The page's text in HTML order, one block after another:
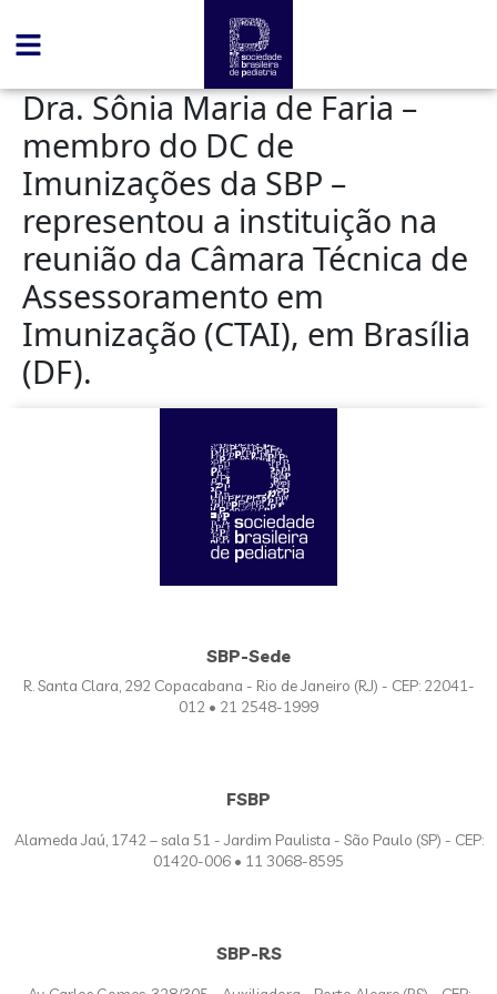
Dra. Sônia Maria de Faria –
membro do DC de
Imunizações da SBP –
representou a instituição na
reunião da Câmara Técnica de
Assessoramento em
Imunização (CTAI), em Brasília
(DF).
SBP-Sede
R. Santa Clara, 292 Copacabana - Rio de Janeiro (RJ) - CEP: 22041-
012 • 21 2548-1999
FSBP
Alameda Jaú, 1742 – sala 51 - Jardim Paulista - São Paulo (SP) - CEP:
01420-006 • 11 3068-8595
SBP-RS